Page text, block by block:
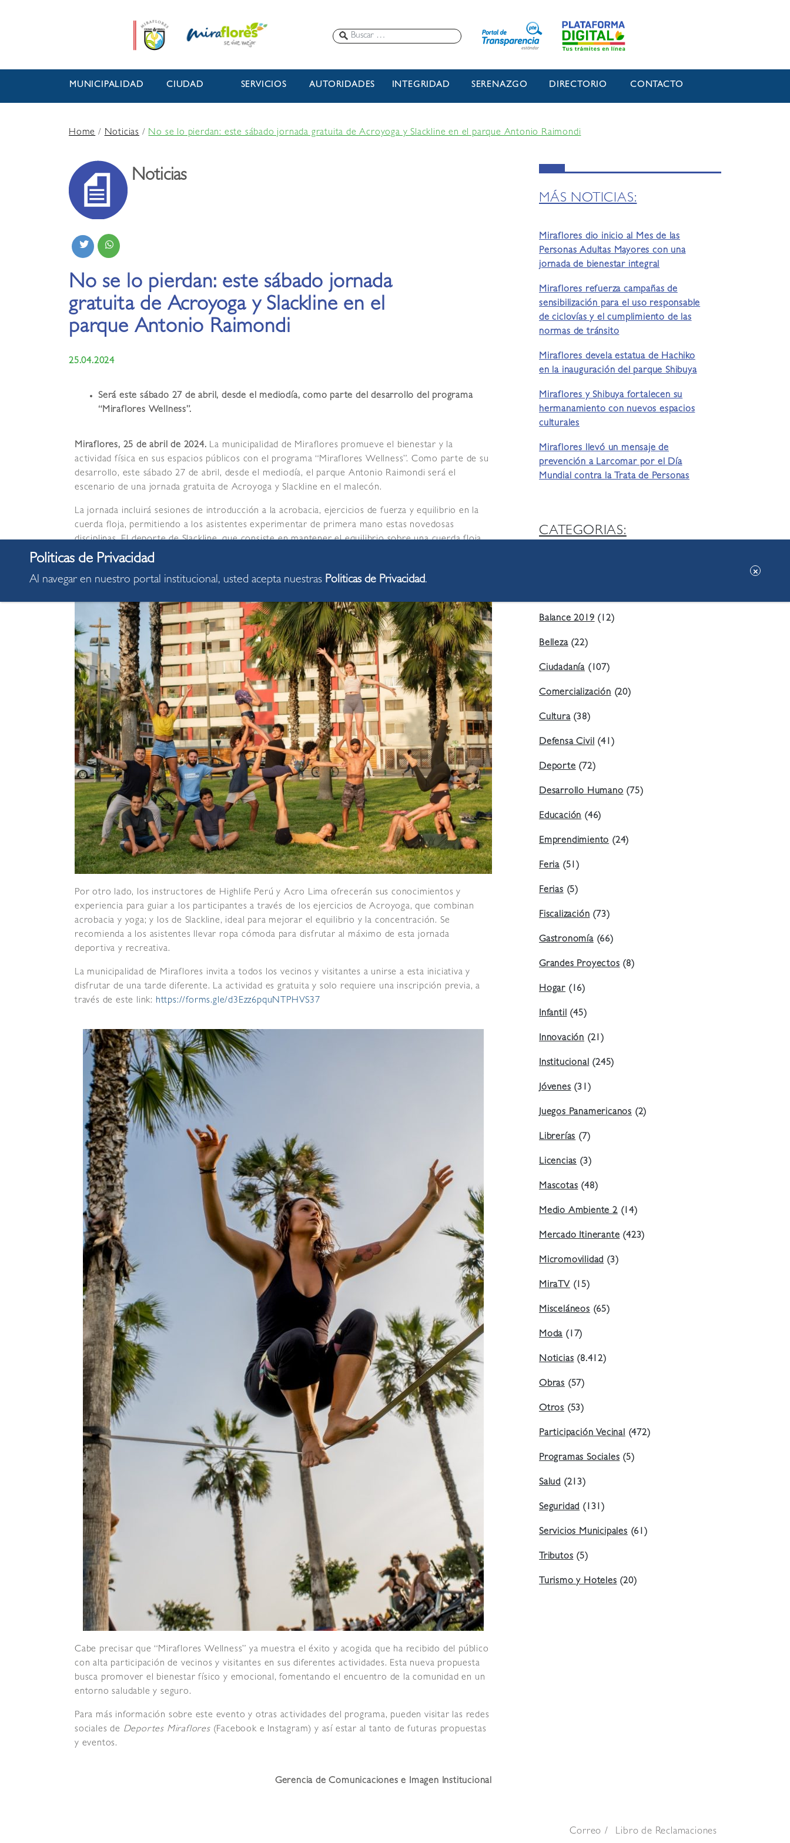
MUNICIPALIDAD CIUDAD SERVICIOS AUTORIDADES INTEGRIDAD SERENAZGO DIRECTORIO CONTACTO
Home/Noticias /No se lo pierdan: este sábado jornada gratuita de Acroyoga y Slackline en el parque Antonio Raimondi
Noticias
No se lo pierdan: este sábado jornada
gratuita de Acroyoga y Slackline en el
parque Antonio Raimondi
25.04.2024
Será este sábado 27 de abril, desde el mediodía, como parte del desarrollo del programa
“Miraflores Wellness”.
Miraflores, 25 de abril de 2024. La municipalidad de Miraflores promueve el bienestar y la
actividad física en sus espacios públicos con el programa “Miraflores Wellness”. Como parte de su
desarrollo, este sábado 27 de abril, desde el mediodía, el parque Antonio Raimondi será el
escenario de una jornada gratuita de Acroyoga y Slackline en el malecón.
La jornada incluirá sesiones de introducción a la acrobacia, ejercicios de fuerza y equilibrio en la
cuerda floja, permitiendo a los asistentes experimentar de primera mano estas novedosas
disciplinas. El deporte de Slackline, que consiste en mantener el equilibrio sobre una cuerda floja,
se está popularizando en todo el mundo y en Miraflores se ha regulado para garantizar espacios
Por otro lado, los instructores de Highlife Perú y Acro Lima ofrecerán sus conocimientos y
experiencia para guiar a los participantes a través de los ejercicios de Acroyoga, que combinan
acrobacia y yoga; y los de Slackline, ideal para mejorar el equilibrio y la concentración. Se
recomienda a los asistentes llevar ropa cómoda para disfrutar al máximo de esta jornada
deportiva y recreativa.
La municipalidad de Miraflores invita a todos los vecinos y visitantes a unirse a esta iniciativa y
disfrutar de una tarde diferente. La actividad es gratuita y solo requiere una inscripción previa, a
través de este link: https://forms.gle/d3Ezz6pquNTPHVS37
Cabe precisar que “Miraflores Wellness” ya muestra el éxito y acogida que ha recibido del público
con alta participación de vecinos y visitantes en sus diferentes actividades. Esta nueva propuesta
busca promover el bienestar físico y emocional, fomentando el encuentro de la comunidad en un
entorno saludable y seguro.
Para más información sobre este evento y otras actividades del programa, pueden visitar las redes
sociales de Deportes Miraflores(Facebook e Instagram) y así estar al tanto de futuras propuestas
y eventos.
Gerencia de Comunicaciones e Imagen Institucional
MÁS NOTICIAS:
Miraflores dio inicio al Mes de las
Personas Adultas Mayores con una
jornada de bienestar integral
Miraflores refuerza campañas de
sensibilización para el uso responsable
de ciclovías y el cumplimiento de las
normas de tránsito
Miraflores devela estatua de Hachiko
en la inauguración del parque Shibuya
Miraflores y Shibuya fortalecen su
hermanamiento con nuevos espacios
culturales
Miraflores llevó un mensaje de
prevención a Larcomar por el Día
Mundial contra la Trata de Personas
CATEGORIAS:
Balance 2019(12)
Belleza(22)
Ciudadanía (107)
Comercialización(20)
Cultura(38)
Defensa Civil(41)
Deporte(72)
Desarrollo Humano(75)
Educación(46)
Emprendimiento(24)
Feria (51)
Ferias(5)
Fiscalización(73)
Gastronomía(66)
Grandes Proyectos(8)
Hogar (16)
Infantil(45)
Innovación (21)
Institucional(245)
Jóvenes(31)
Juegos Panamericanos (2)
Librerías(7)
Licencias(3)
Mascotas(48)
Medio Ambiente 2(14)
Mercado Itinerante(423)
Micromovilidad(3)
MiraTV(15)
Misceláneos(65)
Moda(17)
Noticias(8.412)
Obras (57)
Otros (53)
Participación Vecinal(472)
Programas Sociales(5)
Salud (213)
Seguridad(131)
Servicios Municipales(61)
Tributos(5)
Turismo y Hoteles(20)
Correo Libro de Reclamaciones
Al navegar en nuestro portal institucional, usted acepta nuestras Politicas de Privacidad.